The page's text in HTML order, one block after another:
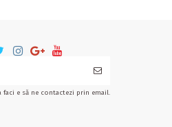
e să ne contactezi prin email.